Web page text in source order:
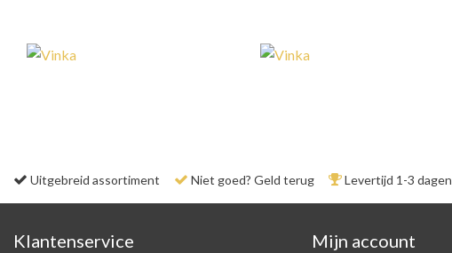
Uitgebreid assortiment Niet goed? Geld terug Levertijd 1-3 dagen
Klantenservice Mijn account